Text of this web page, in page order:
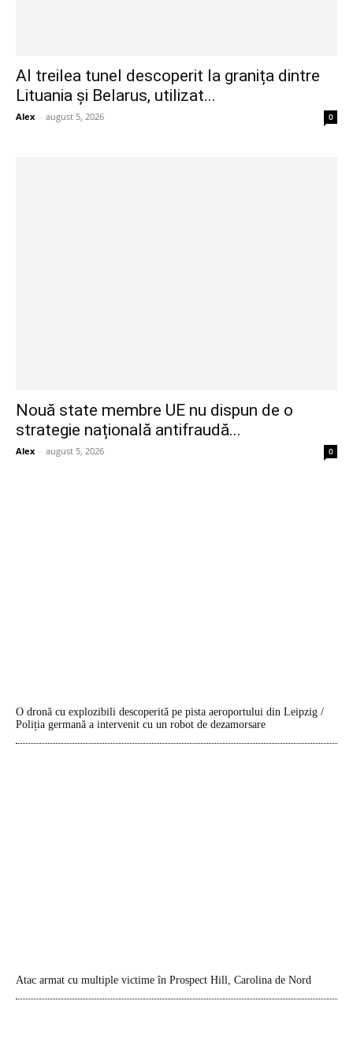
Al treilea tunel descoperit la granița dintre
Lituania și Belarus, utilizat...
Alex - august 5, 2026 0
Nouă state membre UE nu dispun de o
strategie națională antifraudă...
Alex - august 5, 2026 0
O dronă cu explozibili descoperită pe pista aeroportului din Leipzig /
Poliția germană a intervenit cu un robot de dezamorsare
Atac armat cu multiple victime în Prospect Hill, Carolina de Nord